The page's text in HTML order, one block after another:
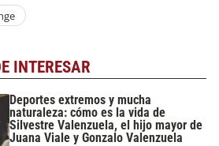
INTERESAR
Deportes extremos y mucha
naturaleza: cómo es la vida de
Silvestre Valenzuela, el hijo mayor de
Juana Viale y Gonzalo Valenzuela